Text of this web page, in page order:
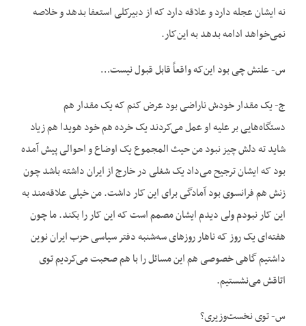
نه ایشان عجله دارد و علاقه دارد که از دبیرکلی استعفا بدهد و خلاصه
نمی‌خواهد ادامه بدهد به این‌کار.
س- علتش چی بود این‌که واقعاً قابل قبول نیست…
ج- یک مقدار خودش ناراضی بود عرض کنم که یک مقدار هم
دستگاه‌هایی بر علیه او عمل می‌کردند یک خرده هم خود هویدا هم زیاد
شاید ته دلش چیز نبود من حیث المجموع یک اوضاع و احوالی پیش آمده
بود که ایشان ترجیح می‌داد یک شغلی در خارج از ایران داشته باشد چون
زنش هم فرانسوی بود آمادگی برای این کار داشت. من خیلی علاقه‌مند به
این کار نبودم ولی دیدم ایشان مصمم است که این کار را بکند. ما چون
هفته‌ای یک روز که ناهار روزهای سه‌شنبه دفتر سیاسی حزب ایران نوین
داشتیم گاهی خصوصی هم این مسائل را با هم صحبت می‌کردیم توی
اتاقش می‌نشستیم.
س- توی نخست‌وزیر‌ی؟